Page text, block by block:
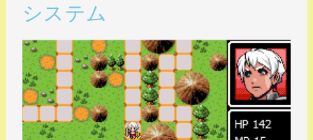
システム